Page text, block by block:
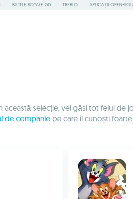
BATTLE ROYALE GD TREBLO APLICAȚII OPEN-
selecție, vei găsi tot felul de
de companie pe care îl cunoști